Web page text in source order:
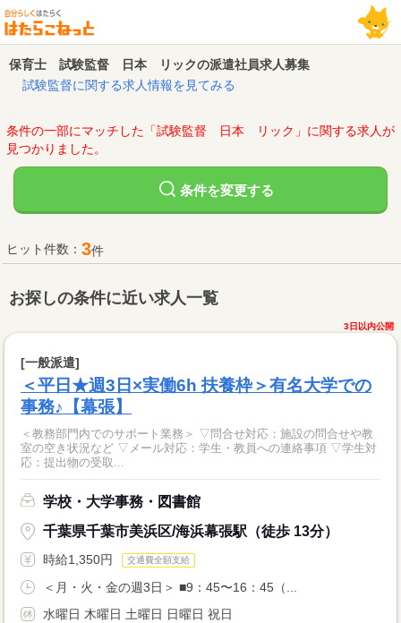
保育士 試験監督 日本 リックの派遣社員求人募集
試験監督に関する求人情報を見てみる
条件の一部にマッチした「試験監督 日本 リック」に関する求人が
見つかりました。
条件を変更する
ヒット件数： 3件
お探しの条件に近い求人一覧
3日以内公開
[一般派遣]
＜平日★週3日×実働6h 扶養枠＞有名大学での
事務♪【幕張】
＜教務部門内でのサポート業務＞ ▽問合せ対応：施設の問合せや教
室の空き状況など ▽メール対応：学生・教員への連絡事項 ▽学生対
応：提出物の受取...
学校・大学事務・図書館
千葉県千葉市美浜区/海浜幕張駅（徒歩 13分）
時給1,350円 交通費全額支給
＜月・火・金の週3日＞ ■9：45〜16：45（...
水曜日 木曜日 土曜日 日曜日 祝日